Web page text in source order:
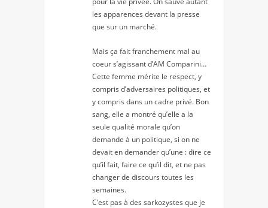
les apparences devant la presse
que sur un marché.
Mais ça fait franchement mal au
coeur s’agissant d’AM Comparini…
Cette femme mérite le respect, y
compris d’adversaires politiques, et
y compris dans un cadre privé. Bon
sang, elle a montré qu’elle a la
seule qualité morale qu’on
demande à un politique, si on ne
devait en demander qu’une : dire ce
qu’il fait, faire ce qu’il dit, et ne pas
changer de discours toutes les
semaines.
C’est pas à des sarkozystes que je